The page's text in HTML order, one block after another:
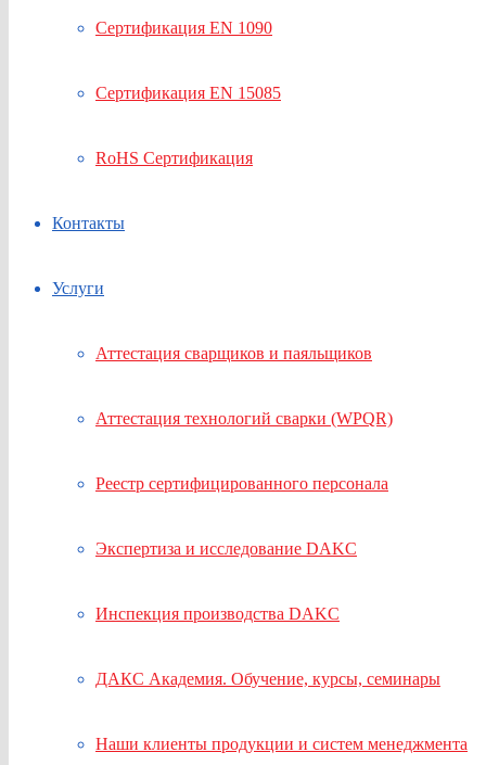
Сертификация EN 1090
Сертификация EN 15085
RoHS Сертификация
Контакты
Услуги
Аттестация сварщиков и паяльщиков
Аттестация технологий сварки (WPQR)
Реестр сертифицированного персонала
Экспертиза и исследование DAKC
Инспекция производства DAKC
ДАКС Академия. Обучение, курсы, семинары
Наши клиенты продукции и систем менеджмента